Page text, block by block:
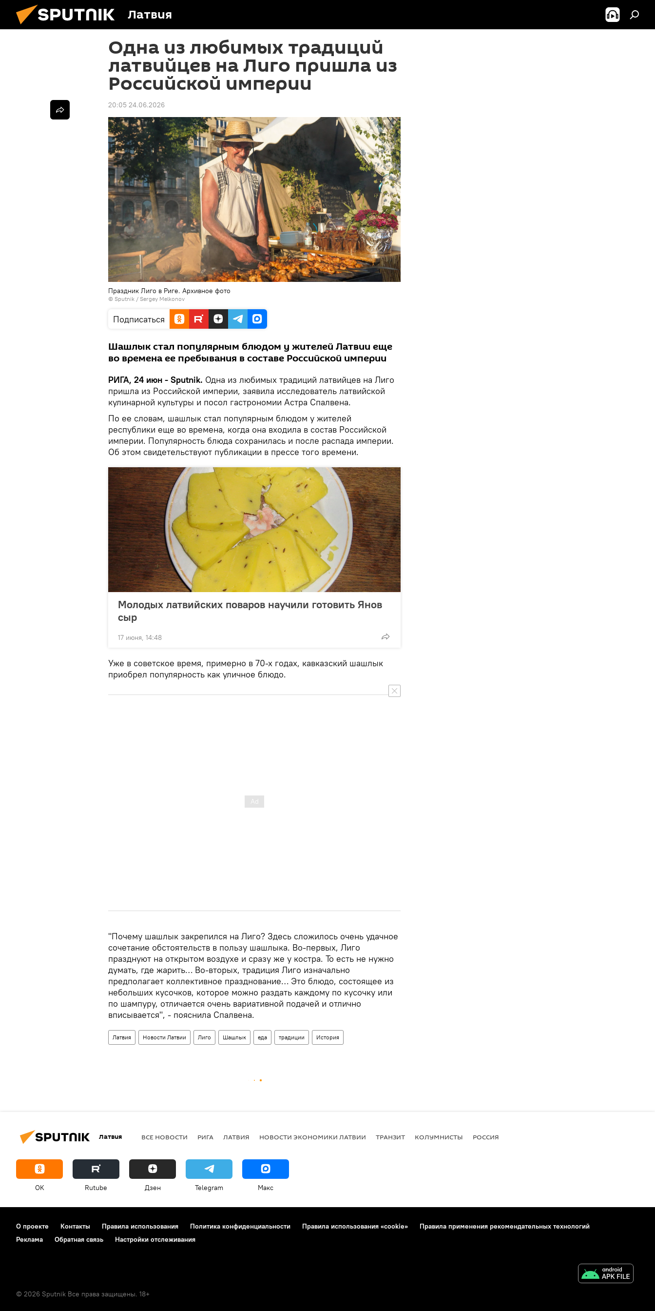
Латвия
Одна из любимых традиций
латвийцев на Лиго пришла из
Российской империи
20:05 24.06.2026
Праздник Лиго в Риге. Архивное фото
© Sputnik / Sergey Melkonov
Подписаться
Шашлык стал популярным блюдом у жителей Латвии еще
во времена ее пребывания в составе Российской империи
РИГА, 24 июн - Sputnik. Одна из любимых традиций латвийцев на Лиго
пришла из Российской империи, заявила исследователь латвийской
кулинарной культуры и посол гастрономии Астра Спалвена.
По ее словам, шашлык стал популярным блюдом у жителей
республики еще во времена, когда она входила в состав Российской
империи. Популярность блюда сохранилась и после распада империи.
Об этом свидетельствуют публикации в прессе того времени.
Молодых латвийских поваров научили готовить Янов
сыр
17 июня, 14:48
Уже в советское время, примерно в 70-х годах, кавказский шашлык
приобрел популярность как уличное блюдо.
"Почему шашлык закрепился на Лиго? Здесь сложилось очень удачное
сочетание обстоятельств в пользу шашлыка. Во-первых, Лиго
празднуют на открытом воздухе и сразу же у костра. То есть не нужно
думать, где жарить… Во-вторых, традиция Лиго изначально
предполагает коллективное празднование… Это блюдо, состоящее из
небольших кусочков, которое можно раздать каждому по кусочку или
по шампуру, отличается очень вариативной подачей и отлично
вписывается", - пояснила Спалвена.
Латвия Новости Латвии Лиго Шашлык еда традиции История
Латвия ВСЕ НОВОСТИ РИГА ЛАТВИЯ НОВОСТИ ЭКОНОМИКИ ЛАТВИИ ТРАНЗИТ КОЛУМНИСТЫ РОССИЯ
OK Rutube Дзен Telegram Макс
О проекте Контакты Правила использования Политика конфиденциальности Правила использования «cookie»
Правила применения рекомендательных технологий
Реклама
Обратная связь Настройки отслеживания
© 2026 Sputnik Все права защищены. 18+